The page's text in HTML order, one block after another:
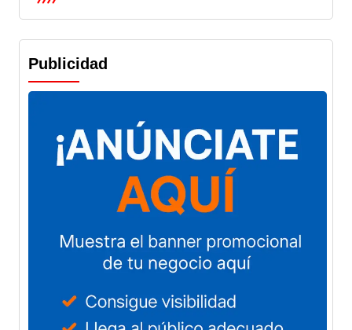
Publicidad